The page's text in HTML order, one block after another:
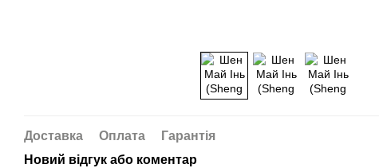
Доставка Оплата
Гарантія
Новий відгук або коментар